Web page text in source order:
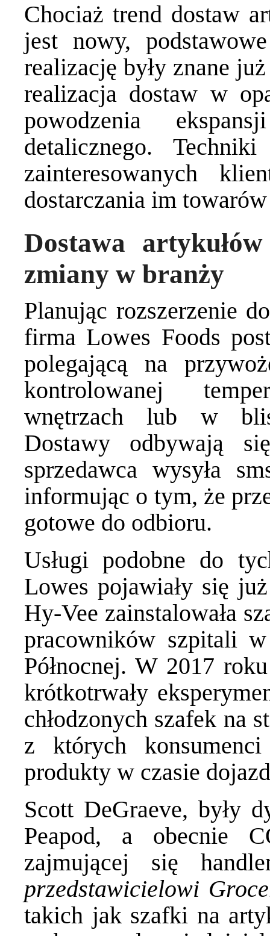
Chociaż trend dostaw
jest nowy,
realizację były znane
realizacja dostaw w
powodzenia
detalicznego.
zainteresowanych
dostarczania im
Dostawa
zmiany w branży
Planując rozszerzenie
firma Lowes Foods
polegającą na
kontrolowanej
wnętrzach lub w
Dostawy odbywają
sprzedawca wysyła
informując o tym, że
gotowe do odbioru.
Usługi podobne do
Lowes pojawiały się
Hy-Vee zainstalowała
pracowników szpitali
Północnej. W 2017
krótkotrwały
chłodzonych szafek na
z których
produkty w czasie
Scott DeGraeve, były
Peapod, a obecnie
zajmującej się
przedstawicielowi
takich jak szafki na